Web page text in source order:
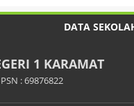
DATA
1 KARAMAT
: 69876822